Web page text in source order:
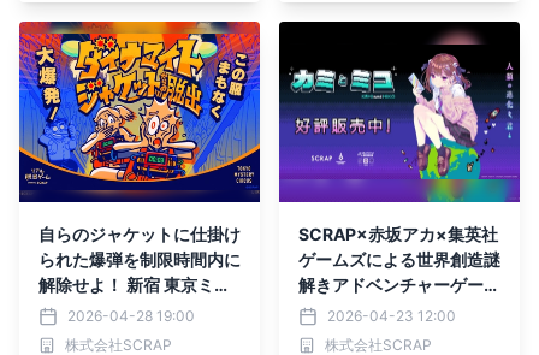
自らのジャケットに仕掛け
られた爆弾を制限時間内に
解除せよ！ 新宿 東京ミス
テリーサーカスの2階に約
2年ぶりの新作イベントが
2026-04-28 19:00
株式会社SCRAP
SCRAP×赤坂アカ×集英社
ゲームズによる世界創造謎
解きアドベンチャーゲーム
『カミとミコ』本日4月23
日（木）発売！
2026-04-23 12:00
株式会社SCRAP